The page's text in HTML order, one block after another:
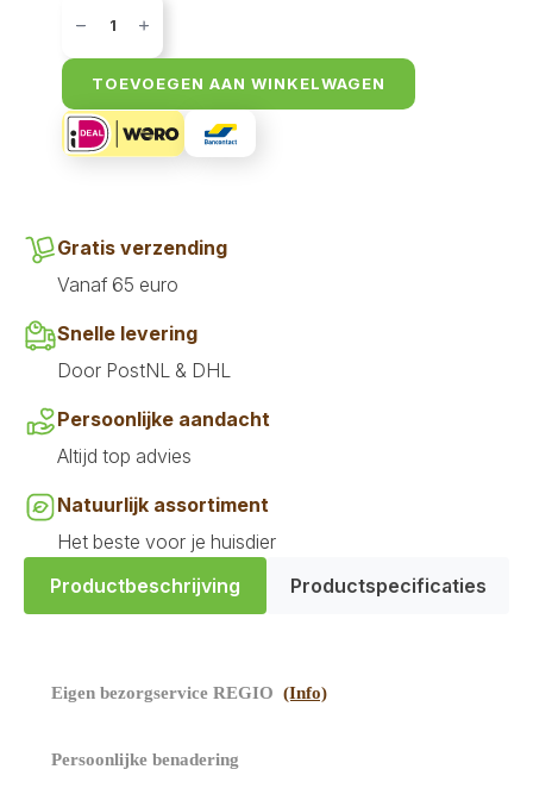
eend
zalm
compleet
1
kg
aantal
TOEVOEGEN AAN WINKELWAGEN
Gratis verzending
Vanaf 65 euro
Snelle levering
Door PostNL & DHL
Persoonlijke aandacht
Altijd top advies
Natuurlijk assortiment
Het beste voor je huisdier
Productbeschrijving
Productspecificaties
Eigen bezorgservice REGIO (Info)
​ Persoonlijke benadering